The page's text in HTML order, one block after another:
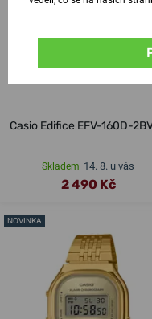
Casio Edifice EFV-160D-
Skladem 14. 8. u vás
2 490 Kč
NOVINKA